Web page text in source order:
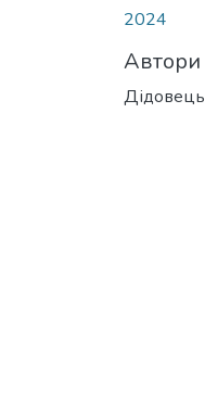
2024
Автори
Дідовець